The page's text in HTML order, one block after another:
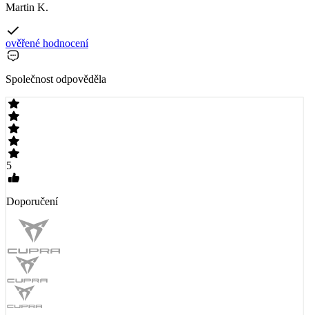
Martin K.
ověřené hodnocení
Společnost odpověděla
5
Doporučení